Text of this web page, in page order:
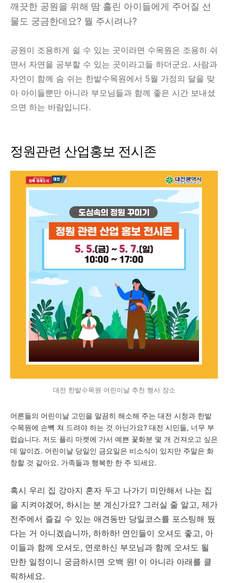
깨끗한 공원을 위해 땀 흘린 아이들에게 주어질 선
물도 궁금한데요? 뭘 주시려나?
공원이 조용하게 쉴 수 있는 곳이라면 수목원은 조용히 쉬
면서 자연을 공부할 수 있는 곳이라고들 하더군요. 사람과
자연이 함께 숨 쉬는 한밭수목원에서 5월 가정의 달을 맞
아 아이들뿐만 아니라 부모님들과 함께 좋은 시간 보내셨
으면 하는 바람입니다.
정원관련 산업홍보 전시존
대전 한밭수목원 어린이날 추천 행사 장소
어른들의 어린이날 고민을 말끔히 해소해 주는 대전 시청과 한밭
수목원에 손뼉 쳐 드려야 하는 것 아닌가요? 대전 시민들, 너무 부
럽습니다. 저도 플리 마켓에 가서 예쁜 꽃화분 몇 개 건져오고 싶은
데 말이죠. 어린이날 당일인 금요일은 비소식이 있지만 주말은 화
창할 것 같아요. 가족들과 행복한 한 주 되세요.
혹시 우리 집 강아지 혼자 두고 나가기 미안해서 나는 집
을 지켜야겠어, 하시는 분 계신가요? 그러실 줄 알고, 제가
전주에서 즐길 수 있는 애견동반 당일코스를 포스팅해 뒀
다는 거 아니겠습니까, 하하하! 연인들이 오셔도 좋고, 아
이들과 함께 오셔도, 연로하신 부모님과 함께 오셔도 될
만한 일정이니 궁금하시면 오백 원! 이 아니라 아래를 클
릭하세요.